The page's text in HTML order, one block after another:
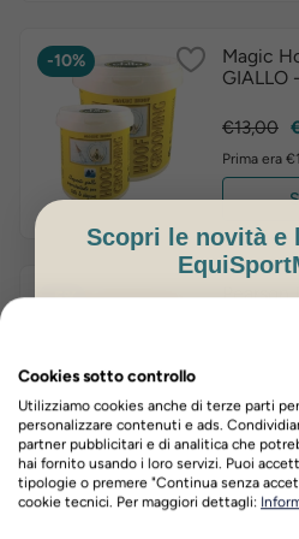
-10%
Magic
GIALLO
Prezzo
€13,00
Prima era
-5%
Pearson
Prima era
Cookies sotto controllo
Utilizziamo cookies anche di terze parti
personalizzare contenuti e ads.
partner pubblicitari e di analitica che
hai fornito usando i loro servizi. Puoi
tipologie o premere "Continua senza
cookie tecnici. Per maggiori dettagli:
Scopri le novità e
ISCRIVITI PER
DI
Nome